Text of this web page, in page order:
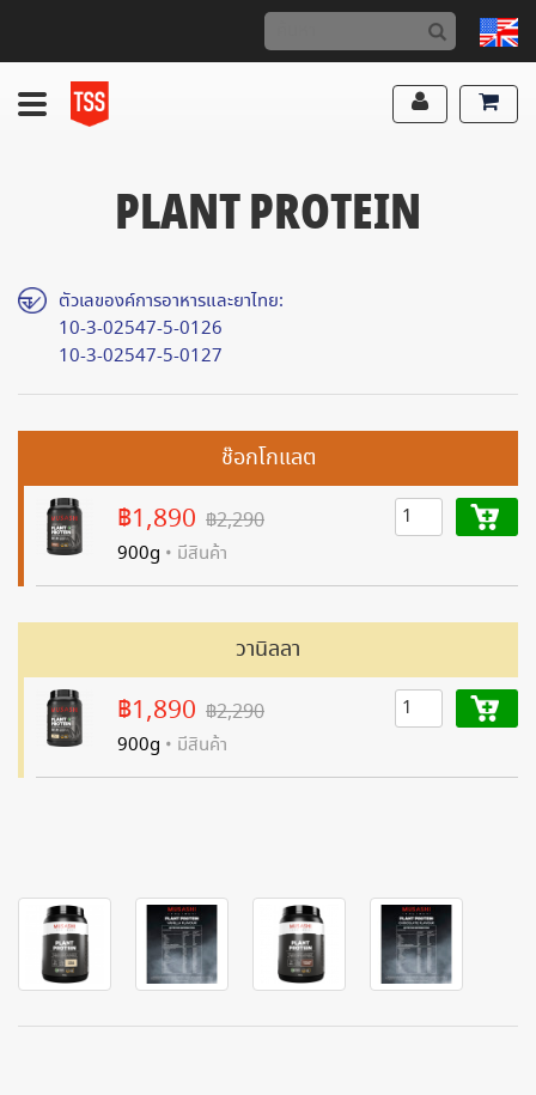
PLANT PROTEIN
ตัวเลของค์การอาหารและยาไทย:
10-3-02547-5-0126
10-3-02547-5-0127
ช๊อกโกแลต
฿1,890 ฿2,290
900g • มีสินค้า
วานิลลา
฿1,890 ฿2,290
900g • มีสินค้า